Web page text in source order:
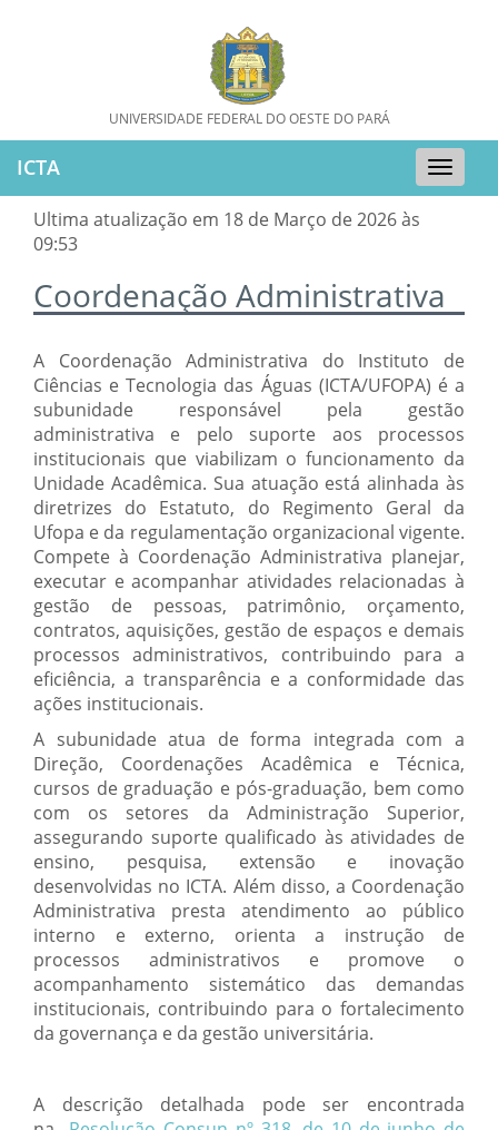
UNIVERSIDADE FEDERAL DO OESTE DO PARÁ
Toggle
ICTA
Ultima atualização em 18 de Março de 2026 às
09:53
Coordenação Administrativa
A Coordenação Administrativa do Instituto de
Ciências e Tecnologia das Águas (ICTA/UFOPA) é a
subunidade responsável pela gestão
administrativa e pelo suporte aos processos
institucionais que viabilizam o funcionamento da
Unidade Acadêmica. Sua atuação está alinhada às
diretrizes do Estatuto, do Regimento Geral da
Ufopa e da regulamentação organizacional vigente.
Compete à Coordenação Administrativa planejar,
executar e acompanhar atividades relacionadas à
gestão de pessoas, patrimônio, orçamento,
contratos, aquisições, gestão de espaços e demais
processos administrativos, contribuindo para a
eficiência, a transparência e a conformidade das
ações institucionais.
A subunidade atua de forma integrada com a
Direção, Coordenações Acadêmica e Técnica,
cursos de graduação e pós-graduação, bem como
com os setores da Administração Superior,
assegurando suporte qualificado às atividades de
ensino, pesquisa, extensão e inovação
desenvolvidas no ICTA. Além disso, a Coordenação
Administrativa presta atendimento ao público
interno e externo, orienta a instrução de
processos administrativos e promove o
acompanhamento sistemático das demandas
institucionais, contribuindo para o fortalecimento
da governança e da gestão universitária.
A descrição detalhada pode ser encontrada